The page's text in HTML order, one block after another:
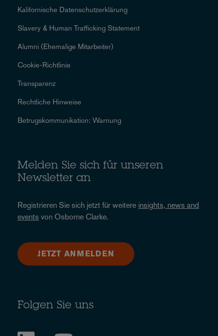
Kalifornische Datenschutzerklärung
Slavery & Human Trafficking Statement
Alumni (Ehemalige Mitarbeiter)
Cookie-Richtlinie
Transparenz
Rechtliche Hinweise
Betrugskommunikation: Warnung
Melden Sie sich für unseren
Newsletter an
Registrieren Sie sich jetzt für weitere insights, news and
events von Osborne Clarke.
JETZT ANMELDEN
Folgen Sie uns